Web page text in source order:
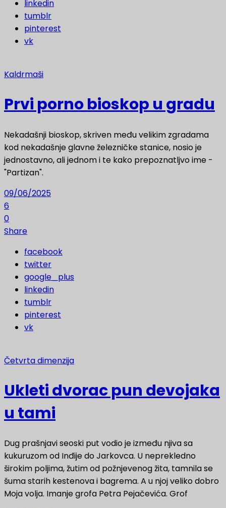
linkedin
tumblr
pinterest
vk
Kaldrmaši
Prvi porno bioskop u gradu
Nekadašnji bioskop, skriven među velikim zgradama
kod nekadašnje glavne železničke stanice, nosio je
jednostavno, ali jednom i te kako prepoznatljvo ime -
"Partizan".
09/06/2025
6
0
Share
facebook
twitter
google_plus
linkedin
tumblr
pinterest
vk
Četvrta dimenzija
Ukleti dvorac pun devojaka
u tami
Dug prašnjavi seoski put vodio je između njiva sa
kukuruzom od Inđije do Jarkovca. U neprekledno
širokim poljima, žutim od požnjevenog žita, tamnila se
šuma starih kestenova i bagrema. A u njoj veliko dobro
Moja volja. Imanje grofa Petra Pejačevića. Grof